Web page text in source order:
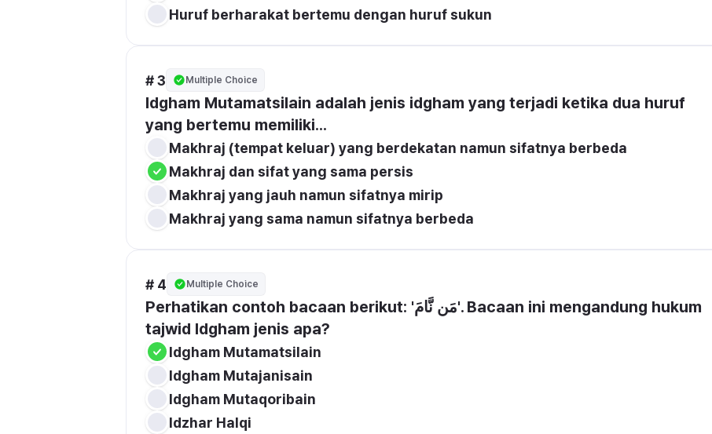
Huruf berharakat bertemu dengan huruf sukun
# 3 Multiple Choice
Idgham Mutamatsilain adalah jenis idgham yang terjadi ketika dua huruf
yang bertemu memiliki...
Makhraj (tempat keluar) yang berdekatan namun sifatnya berbeda
Makhraj dan sifat yang sama persis
Makhraj yang jauh namun sifatnya mirip
Makhraj yang sama namun sifatnya berbeda
# 4 Multiple Choice
Perhatikan contoh bacaan berikut: 'مَن نَّامَ'. Bacaan ini mengandung hukum
tajwid Idgham jenis apa?
Idgham Mutamatsilain
Idgham Mutajanisain
Idgham Mutaqoribain
Idzhar Halqi